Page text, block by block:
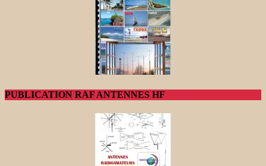
PUBLICATION RAF ANTENNES HF